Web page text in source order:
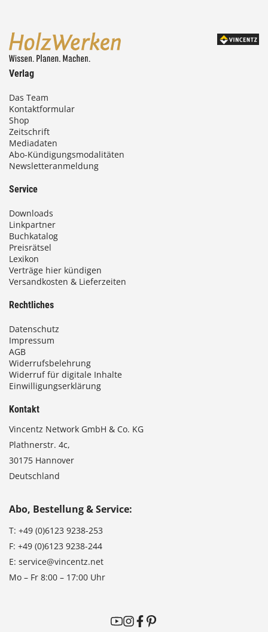
Verlag
Das Team
Kontaktformular
Shop
Zeitschrift
Mediadaten
Abo-Kündigungsmodalitäten
Newsletteranmeldung
Service
Downloads
Linkpartner
Buchkatalog
Preisrätsel
Lexikon
Verträge hier kündigen
Versandkosten & Lieferzeiten
Rechtliches
Datenschutz
Impressum
AGB
Widerrufsbelehrung
Widerruf für digitale Inhalte
Einwilligungserklärung
Kontakt
Vincentz Network GmbH & Co. KG
Plathnerstr. 4c,
30175 Hannover
Deutschland
Abo, Bestellung & Service:
T: +49 (0)6123 9238-253
F: +49 (0)6123 9238-244
E: service@vincentz.net
Mo – Fr 8:00 – 17:00 Uhr